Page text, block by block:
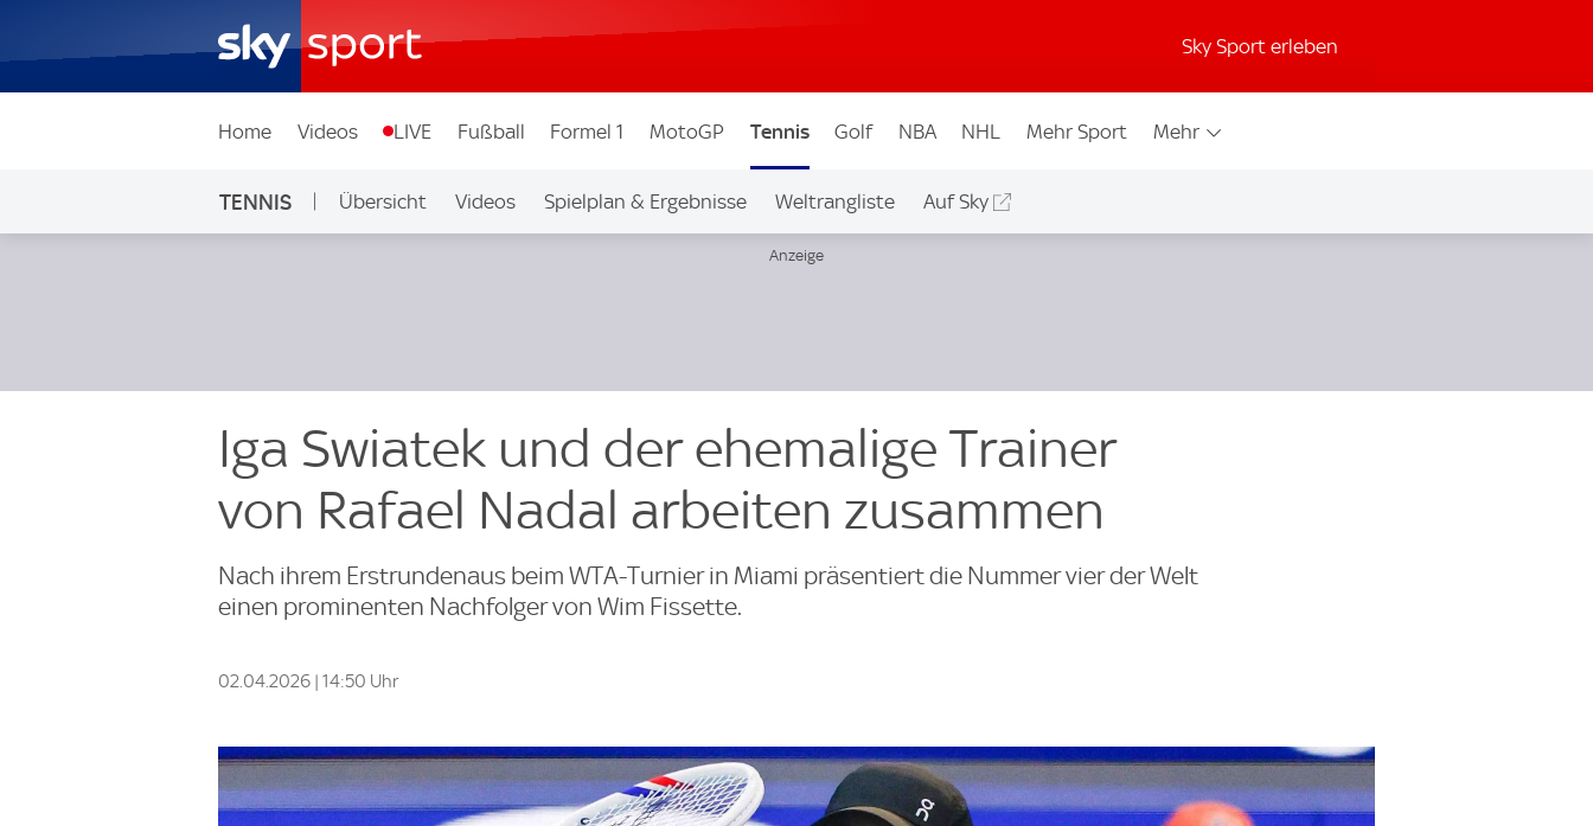
Sky Sport erleben
Home Videos LIVE Fußball Formel 1 MotoGP Tennis Golf NBA NHL Mehr Sport Mehr
TENNIS Übersicht Videos Spielplan & Ergebnisse Weltrangliste Auf Sky
Iga Swiatek und der ehemalige Trainer
von Rafael Nadal arbeiten zusammen
Nach ihrem Erstrundenaus beim WTA-Turnier in Miami präsentiert die Nummer vier der Welt
einen prominenten Nachfolger von Wim Fissette.
02.04.2026 | 14:50 Uhr